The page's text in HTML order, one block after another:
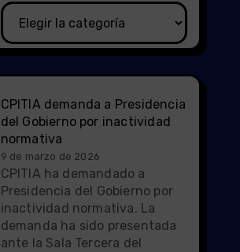
Categorías
CPITIA demanda a Presidencia
del Gobierno por inactividad
normativa
9 de marzo de 2026
CPITIA ha demandado a
Presidencia del Gobierno por
inactividad normativa. La
demanda ha sido presentada
ante la Sala Tercera del